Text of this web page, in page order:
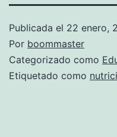
Publicada el 22 enero,
Por boommaster
Categorizado como
Etiquetado como